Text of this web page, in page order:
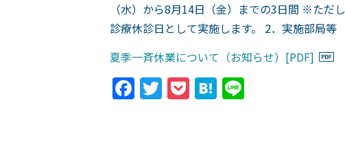
（水）から8月14日（金）までの3日間 ※ただ
診療休診日として実施します。 2．実施部局
夏季一斉休業について（お知らせ）[PDF]
Facebook
Twitter
PocketHatena